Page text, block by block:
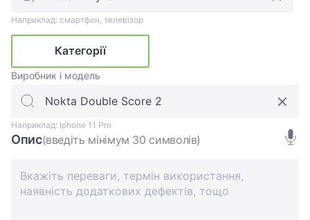
Наприклад: смартфон, телевізор
Категорії
Виробник і модель
Наприклад: Iphone 11 Pro
Опис(введіть мінімум 30 символів)